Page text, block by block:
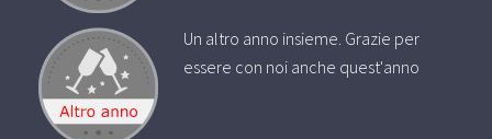
Un altro anno insieme. Grazie per
essere con noi anche quest'anno